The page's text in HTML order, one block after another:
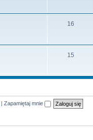
16
15
| Zapamiętaj mnie